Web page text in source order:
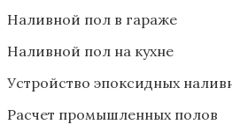
Наливной пол в гараже
Наливной пол на кухне
Устройство эпоксидных
Расчет промышленных полов